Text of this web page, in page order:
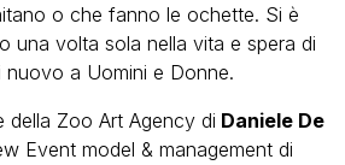
o che fanno le ochette. Si è
una volta sola nella vita e spera di
nuovo a Uomini e Donne.
della Zoo Art Agency di Daniele De
Event model & management di